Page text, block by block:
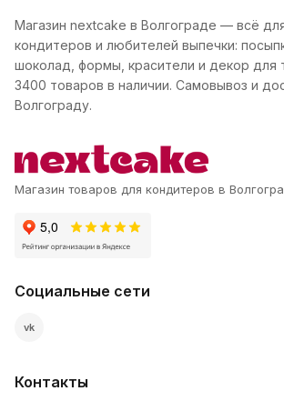
Магазин nextcake в Волгограде — всё
кондитеров и любителей выпечки:
шоколад, формы, красители и декор для
3400 товаров в наличии. Самовывоз и
Волгограду.
Магазин товаров для кондитеров в
Социальные сети
vk
Контакты